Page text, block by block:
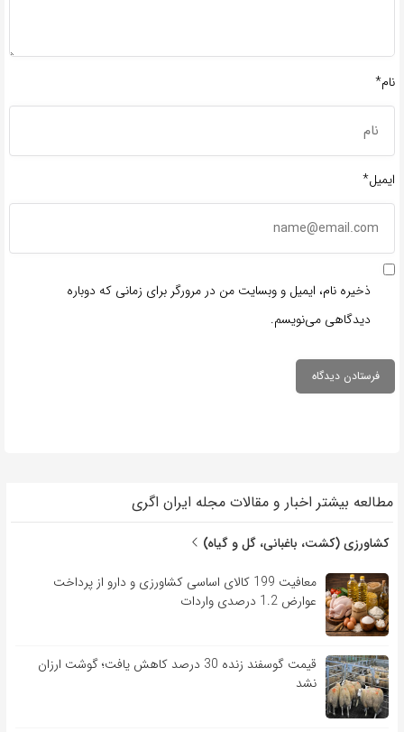
نام*
ایمیل*
ذخیره نام، ایمیل و وبسایت من در مرورگر برای زمانی که دوباره
دیدگاهی می‌نویسم.
مطالعه بیشتر اخبار و مقالات مجله ایران اگری
کشاورزی (کشت، باغبانی، گل و گیاه)
معافیت 199 کالای اساسی کشاورزی و دارو از پرداخت
عوارض 1.2 درصدی واردات
قیمت گوسفند زنده 30 درصد کاهش یافت؛ گوشت ارزان
نشد